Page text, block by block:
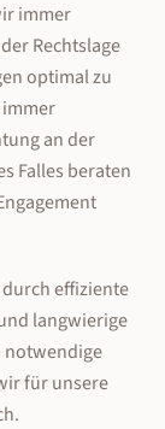
immer
Rechtslage
optimal zu
an der
Falles beraten
effiziente
langwierige
notwendige
für unsere